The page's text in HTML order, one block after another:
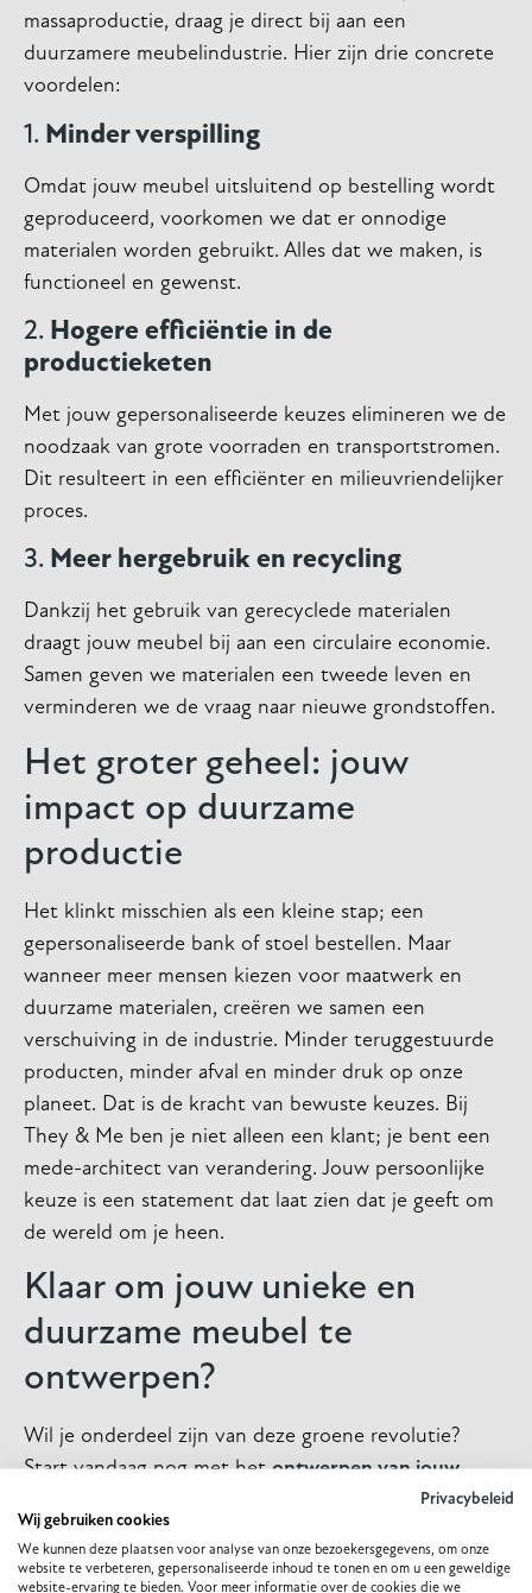
massaproductie, draag je direct bij aan een
duurzamere meubelindustrie. Hier zijn drie concrete
voordelen:
1. Minder verspilling
Omdat jouw meubel uitsluitend op bestelling wordt
geproduceerd, voorkomen we dat er onnodige
materialen worden gebruikt. Alles dat we maken, is
functioneel en gewenst.
2. Hogere efficiëntie in de
productieketen
Met jouw gepersonaliseerde keuzes elimineren we de
noodzaak van grote voorraden en transportstromen.
Dit resulteert in een efficiënter en milieuvriendelijker
proces.
3. Meer hergebruik en recycling
Dankzij het gebruik van gerecyclede materialen
draagt jouw meubel bij aan een circulaire economie.
Samen geven we materialen een tweede leven en
verminderen we de vraag naar nieuwe grondstoffen.
Het groter geheel: jouw
impact op duurzame
productie
Het klinkt misschien als een kleine stap; een
gepersonaliseerde bank of stoel bestellen. Maar
wanneer meer mensen kiezen voor maatwerk en
duurzame materialen, creëren we samen een
verschuiving in de industrie. Minder teruggestuurde
producten, minder afval en minder druk op onze
planeet. Dat is de kracht van bewuste keuzes. Bij
They & Me ben je niet alleen een klant; je bent een
mede-architect van verandering. Jouw persoonlijke
keuze is een statement dat laat zien dat je geeft om
de wereld om je heen.
Klaar om jouw unieke en
duurzame meubel te
ontwerpen?
Wil je onderdeel zijn van deze groene revolutie?
Start vandaag nog met hetontwerpen van jouw
. Ontdek hoe maatwerk niet alleen jouw
interieur verrijkt, maar ook de planeet een beetje
mooier maakt.
Privacybeleid
Wij gebruiken cookies
We kunnen deze plaatsen voor analyse van onze bezoekersgegevens, om onze
website te verbeteren, gepersonaliseerde inhoud te tonen en om u een geweldige
website-ervaring te bieden. Voor meer informatie over de cookies die we